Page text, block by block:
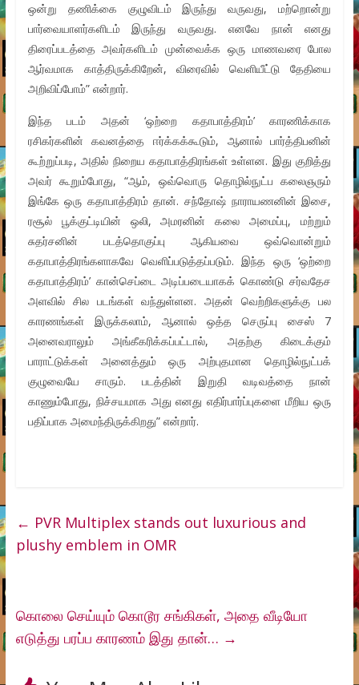
ஒன்று தணிக்கை குழுவிடம் இருந்து வருவது, மற்றொன்று
பார்வையாளர்களிடம் இருந்து வருவது. எனவே நான் எனது
திரைப்படத்தை அவர்களிடம் முன்வைக்க ஒரு மாணவரை போல
ஆர்வமாக காத்திருக்கிறேன், விரைவில் வெளியீட்டு தேதியை
அறிவிப்போம்” என்றார்.
இந்த படம் அதன் ‘ஒற்றை கதாபாத்திரம்’ காரணிக்காக
ரசிகர்களின் கவனத்தை ஈர்க்கக்கூடும், ஆனால் பார்த்திபனின்
கூற்றுப்படி, அதில் நிறைய கதாபாத்திரங்கள் உள்ளன. இது குறித்து
அவர் கூறும்போது, “ஆம், ஒவ்வொரு தொழில்நுட்ப கலைஞரும்
இங்கே ஒரு கதாபாத்திரம் தான். சந்தோஷ் நாராயணனின் இசை,
ரசூல் பூக்குட்டியின் ஒலி, அமரனின் கலை அமைப்பு, மற்றும்
சுதர்சனின் படத்தொகுப்பு ஆகியவை ஒவ்வொன்றும்
கதாபாத்திரங்களாகவே வெளிப்படுத்தப்படும். இந்த ஒரு ‘ஒற்றை
கதாபாத்திரம்’ கான்செப்டை அடிப்படையாகக் கொண்டு சர்வதேச
அளவில் சில படங்கள் வந்துள்ளன. அதன் வெற்றிகளுக்கு பல
காரணங்கள் இருக்கலாம், ஆனால் ஒத்த செருப்பு சைஸ் 7
அனைவராலும் அங்கீகரிக்கப்பட்டால், அதற்கு கிடைக்கும்
பாராட்டுக்கள் அனைத்தும் ஒரு அற்புதமான தொழில்நுட்பக்
குழுவையே சாரும். படத்தின் இறுதி வடிவத்தை நான்
காணும்போது, நிச்சயமாக அது எனது எதிர்பார்ப்புகளை மீறிய ஒரு
பதிப்பாக அமைந்திருக்கிறது” என்றார்.
← PVR Multiplex stands out luxurious and
plushy emblem in OMR
கொலை செய்யும் கொடூர சங்கிகள், அதை வீடியோ
எடுத்து பரப்ப காரணம் இது தான்… →